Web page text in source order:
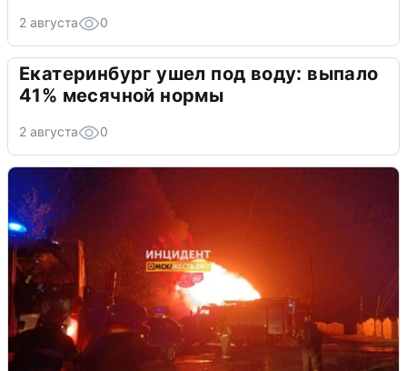
2 августа 0
Екатеринбург ушел под воду: выпало
41% месячной нормы
2 августа 0